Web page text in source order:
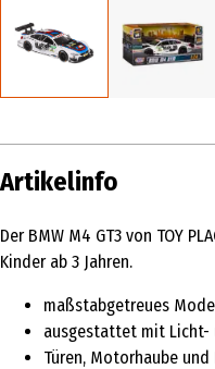
Artikelinfo
Der BMW M4 GT3 von TOY
Kinder ab 3 Jahren.
maßstabgetreues
ausgestattet mit Licht-
Türen, Motorhaube